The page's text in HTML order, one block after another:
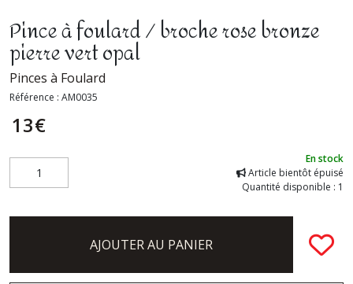
Pince à foulard / broche rose bronze
pierre vert opal
Pinces à Foulard
Référence : AM0035
13€
En stock
Article bientôt épuisé
Quantité disponible : 1
AJOUTER AU PANIER